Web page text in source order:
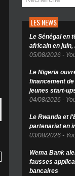
LES NEWS
Le Sénégal en
africain en juin,
05/08/2026 -
Le Nigeria
financement
jeunes start-
04/08/2026 -
Le Rwanda et
partenariat en
03/08/2026 -
Wema Bank
fausses
bancaires